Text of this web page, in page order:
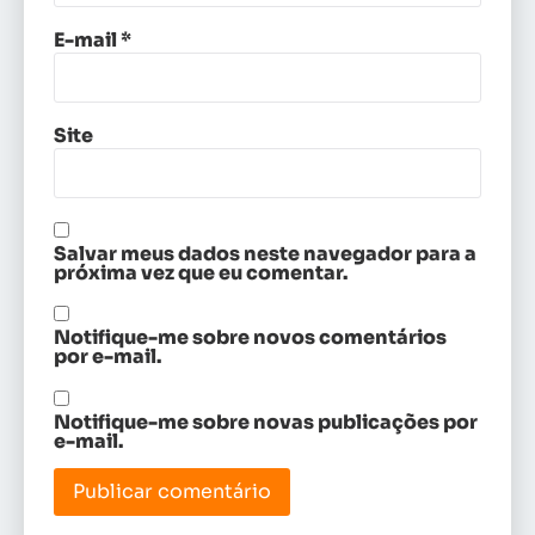
E-mail*
Site
Salvar meus dados neste navegador para a
próxima vez que eu comentar.
Notifique-me sobre novos comentários
por e-mail.
Notifique-me sobre novas publicações por
e-mail.